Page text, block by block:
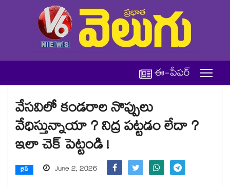
ఈ-పేపర్
వేసవిలో కండరాల నొప్పులు
వేధిస్తున్నాయా ? నిద్ర పట్టడం లేదా ?
ఇలా చెక్ పెట్టండి !
లైఫ్ June 2, 2026